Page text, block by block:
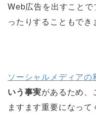
Web広告を出すこと
ったりすることもでき
ソーシャルメディア
いう事実があるため、
ますます重要になって